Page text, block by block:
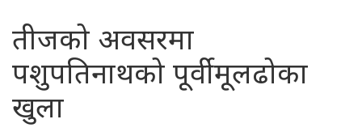
तीजको अवसरमा
पशुपतिनाथको पूर्वी मूलढोका
खुला